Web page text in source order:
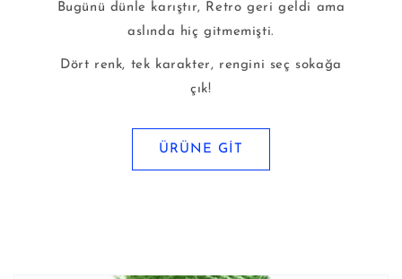
Bugünü dünle karıştır, Retro geri geldi ama
aslında hiç gitmemişti.
Dört renk, tek karakter, rengini seç sokağa
çık!
ÜRÜNE GİT